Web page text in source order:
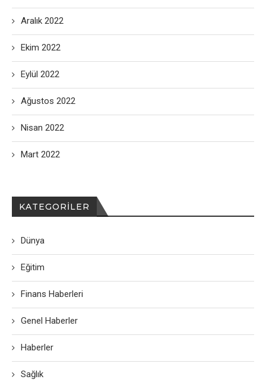
Aralık 2022
Ekim 2022
Eylül 2022
Ağustos 2022
Nisan 2022
Mart 2022
KATEGORILER
Dünya
Eğitim
Finans Haberleri
Genel Haberler
Haberler
Sağlık